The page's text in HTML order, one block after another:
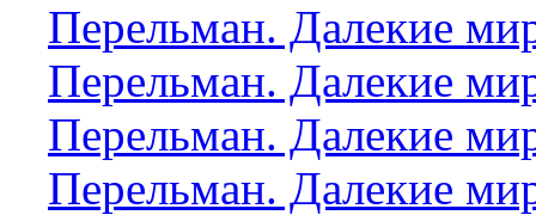
Перельман. Далекие
Перельман. Далекие
Перельман. Далекие
Перельман. Далекие